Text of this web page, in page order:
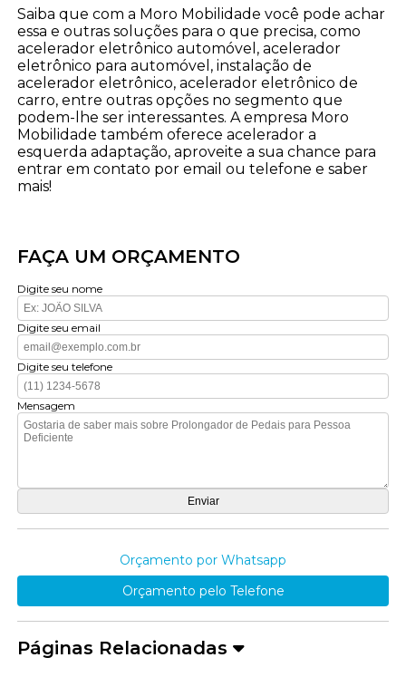
Saiba que com a Moro Mobilidade você pode achar
essa e outras soluções para o que precisa, como
acelerador eletrônico automóvel, acelerador
eletrônico para automóvel, instalação de
acelerador eletrônico, acelerador eletrônico de
carro, entre outras opções no segmento que
podem-lhe ser interessantes. A empresa Moro
Mobilidade também oferece acelerador a
esquerda adaptação, aproveite a sua chance para
entrar em contato por email ou telefone e saber
mais!
FAÇA UM ORÇAMENTO
Digite seu nome
Digite seu email
Digite seu telefone
Mensagem
Orçamento por Whatsapp
Orçamento pelo Telefone
Páginas Relacionadas